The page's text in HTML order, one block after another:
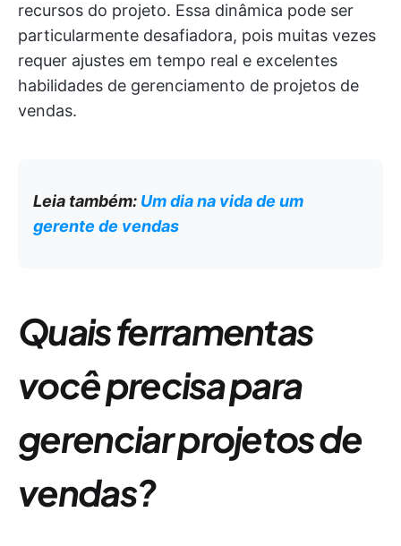
recursos do projeto. Essa dinâmica pode ser
particularmente desafiadora, pois muitas vezes
requer ajustes em tempo real e excelentes
habilidades de gerenciamento de projetos de
vendas.
Leia também: Um dia na vida de um
gerente de vendas
Quais ferramentas
você precisa para
gerenciar projetos de
vendas?